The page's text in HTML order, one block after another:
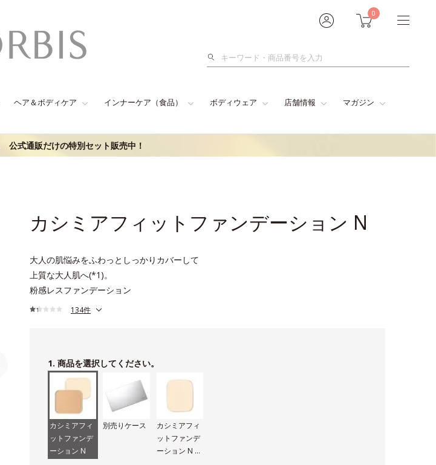
0
検
ヘア＆ボディケア インナーケア（食品） ボディウェア 店舗情報 マガジン
公式通販だけの特別セット販売中！
カシミアフィットファンデーション N
大人の肌悩みをふわっとしっかりカバーして
上質な大人肌へ(*1)。
粉感レスファンデーション
134件
1. 商品を選択してください。
カシミアフィ
ットファンデ
ーション N
別売りケース
カシミアフィ
ットファンデ
ーション N 専